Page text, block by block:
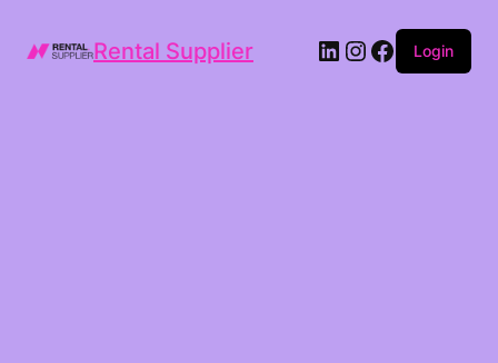
Rental Supplier LinkedIn
Instagram
Facebook
Login